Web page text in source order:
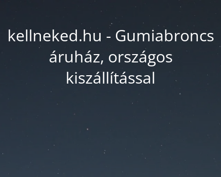
kellneked.hu - Gumiabroncs
áruház, országos
kiszállítással